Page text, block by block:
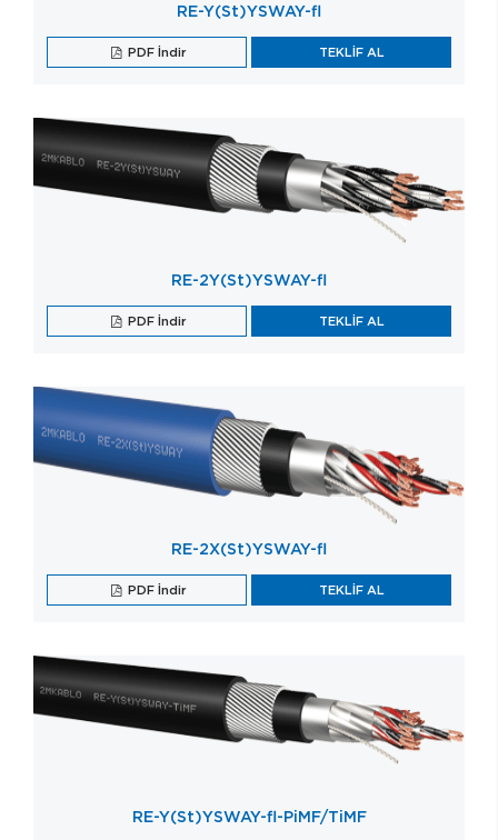
RE-Y(St)YSWAY-fl
PDF İndir TEKLİF AL
RE-2Y(St)YSWAY-fl
PDF İndir TEKLİF AL
RE-2X(St)YSWAY-fl
PDF İndir TEKLİF AL
RE-Y(St)YSWAY-fl-PiMF/TiMF